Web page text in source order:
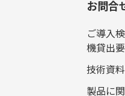
お問合
ご導入
機貸出
技術資
製品に